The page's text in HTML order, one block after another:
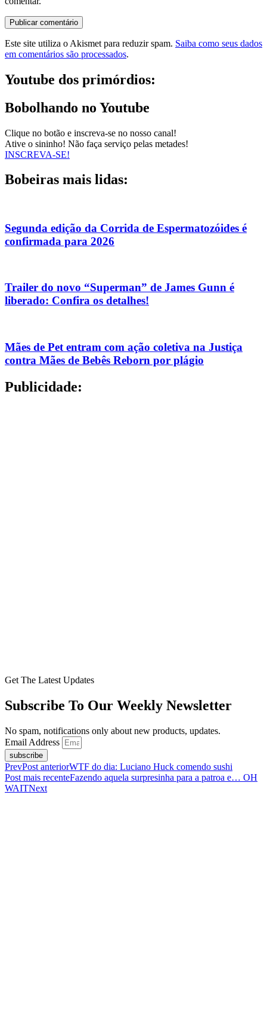
Este site utiliza o Akismet para reduzir spam. Saiba como seus dados
em comentários são processados.
Youtube dos primórdios:
Bobolhando no Youtube
Clique no botão e inscreva-se no nosso canal!
Ative o sininho! Não faça serviço pelas metades!
INSCREVA-SE!
Bobeiras mais lidas:
Segunda edição da Corrida de Espermatozóides é
confirmada para 2026
Trailer do novo “Superman” de James Gunn é
liberado: Confira os detalhes!
Mães de Pet entram com ação coletiva na Justiça
contra Mães de Bebês Reborn por plágio
Publicidade:
Get The Latest Updates
Subscribe To Our Weekly Newsletter
No spam, notifications only about new products, updates.
Email Address
subscribe
PrevPost anteriorWTF do dia: Luciano Huck comendo sushi
Post mais recenteFazendo aquela surpresinha para a patroa e… OH
WAITNext